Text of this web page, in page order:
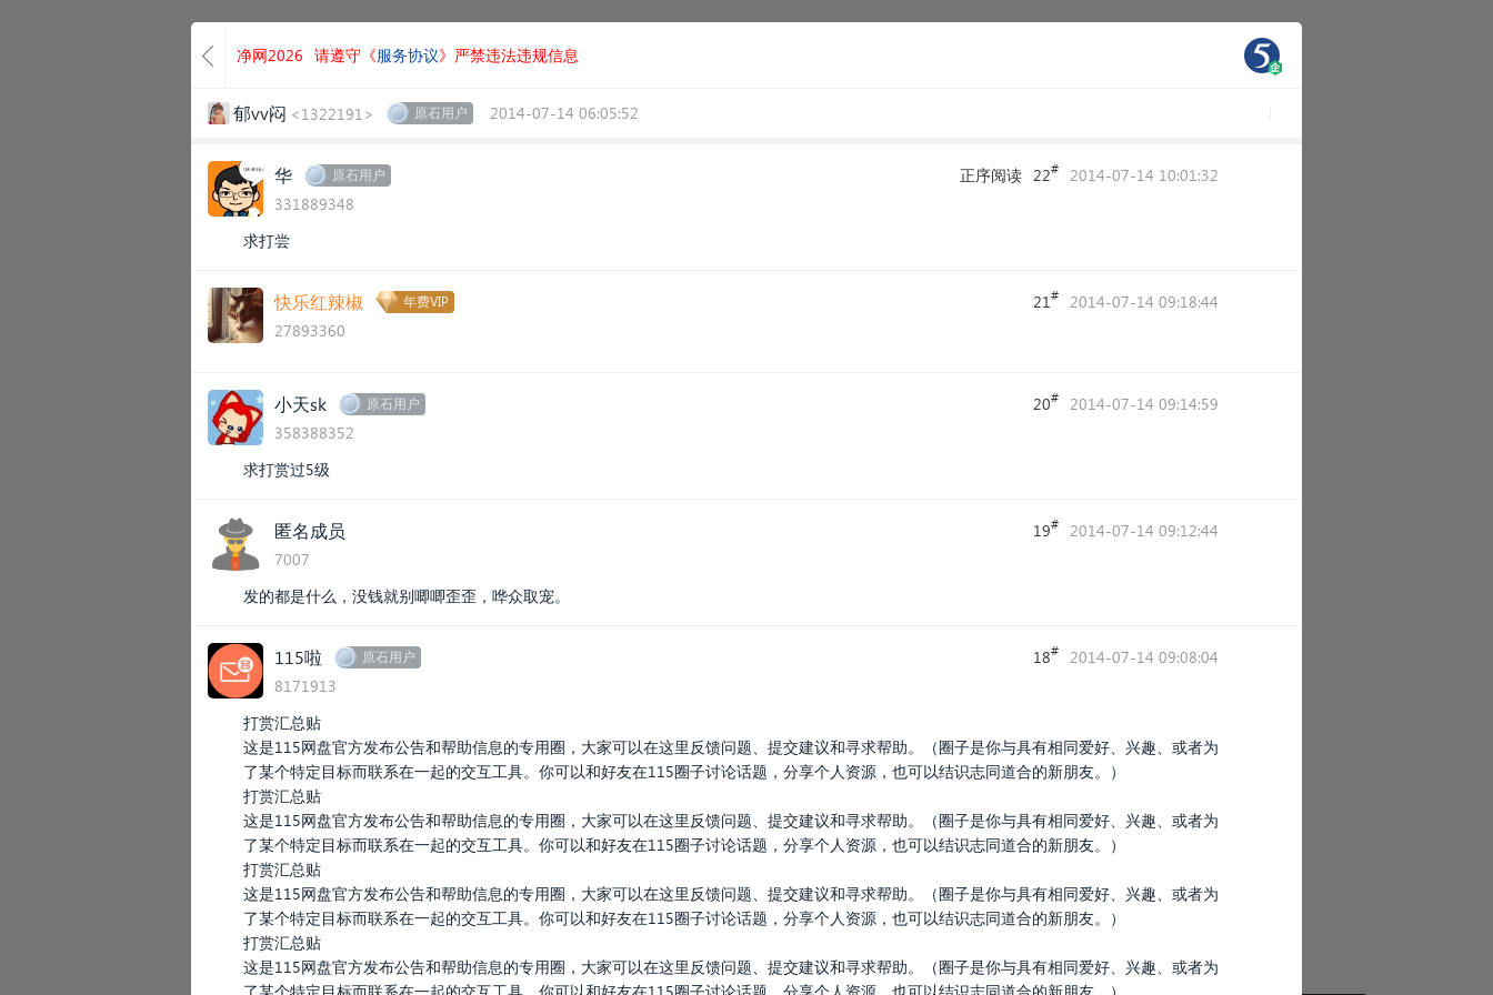
净网2026 请遵守《服务协议》严禁违法违规信息
郁vv闷 <1322191> 原石用户 2014-07-14 06:05:52
华 原石用户
331889348
正序阅读 22# 2014-07-14 10:01:32
求打尝
快乐红辣椒 年费VIP
27893360
21# 2014-07-14 09:18:44
小天sk 原石用户
358388352
20# 2014-07-14 09:14:59
求打赏过5级
匿名成员
7007
19# 2014-07-14 09:12:44
发的都是什么，没钱就别唧唧歪歪，哗众取宠。
115啦 原石用户
8171913
18# 2014-07-14 09:08:04
打赏汇总贴
这是115网盘官方发布公告和帮助信息的专用圈，大家可以在这里反馈问题、提交建议和寻求帮助。（圈子是你与具有相同爱好、兴趣、或者为
了某个特定目标而联系在一起的交互工具。你可以和好友在115圈子讨论话题，分享个人资源，也可以结识志同道合的新朋友。）
打赏汇总贴
这是115网盘官方发布公告和帮助信息的专用圈，大家可以在这里反馈问题、提交建议和寻求帮助。（圈子是你与具有相同爱好、兴趣、或者为
了某个特定目标而联系在一起的交互工具。你可以和好友在115圈子讨论话题，分享个人资源，也可以结识志同道合的新朋友。）
打赏汇总贴
这是115网盘官方发布公告和帮助信息的专用圈，大家可以在这里反馈问题、提交建议和寻求帮助。（圈子是你与具有相同爱好、兴趣、或者为
了某个特定目标而联系在一起的交互工具。你可以和好友在115圈子讨论话题，分享个人资源，也可以结识志同道合的新朋友。）
打赏汇总贴
这是115网盘官方发布公告和帮助信息的专用圈，大家可以在这里反馈问题、提交建议和寻求帮助。（圈子是你与具有相同爱好、兴趣、或者为